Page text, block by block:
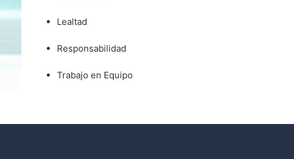
Lealtad
Responsabilidad
Trabajo en Equipo